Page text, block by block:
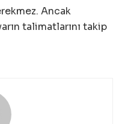
Ancak
talimatlarını takip